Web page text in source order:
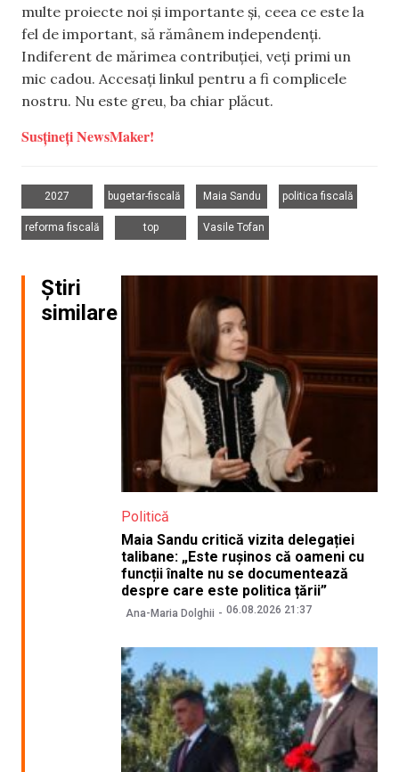
multe proiecte noi și importante și, ceea ce este la
fel de important, să rămânem independenți.
Indiferent de mărimea contribuției, veți primi un
mic cadou. Accesați linkul pentru a fi complicele
nostru. Nu este greu, ba chiar plăcut.
Susțineți NewsMaker!
2027
bugetar-fiscală
Maia Sandu
politica fiscală
reforma fiscală
top
Vasile Tofan
Știri
similare
Politică
Maia Sandu critică vizita delegației
talibane: „Este rușinos că oameni cu
funcții înalte nu se documentează
despre care este politica țării”
Ana-Maria Dolghii 06.08.2026 21:37